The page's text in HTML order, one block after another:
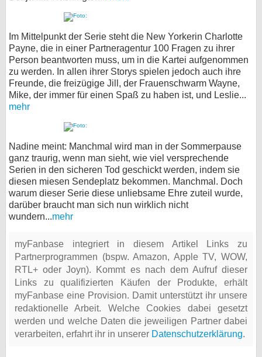
Im Mittelpunkt der Serie steht die New Yorkerin Charlotte
Payne, die in einer Partneragentur 100 Fragen zu ihrer
Person beantworten muss, um in die Kartei aufgenommen
zu werden. In allen ihrer Storys spielen jedoch auch ihre
Freunde, die freizügige Jill, der Frauenschwarm Wayne,
Mike, der immer für einen Spaß zu haben ist, und Leslie...
mehr
Nadine meint: Manchmal wird man in der Sommerpause
ganz traurig, wenn man sieht, wie viel versprechende
Serien in den sicheren Tod geschickt werden, indem sie
diesen miesen Sendeplatz bekommen. Manchmal. Doch
warum dieser Serie diese unliebsame Ehre zuteil wurde,
darüber braucht man sich nun wirklich nicht
wundern...mehr
myFanbase integriert in diesem Artikel Links zu
Partnerprogrammen (bspw. Amazon, Apple TV, WOW,
RTL+ oder Joyn). Kommt es nach dem Aufruf dieser
Links zu qualifizierten Käufen der Produkte, erhält
myFanbase eine Provision. Damit unterstützt ihr unsere
redaktionelle Arbeit. Welche Cookies dabei gesetzt
werden und welche Daten die jeweiligen Partner dabei
verarbeiten, erfahrt ihr in unserer Datenschutzerklärung.